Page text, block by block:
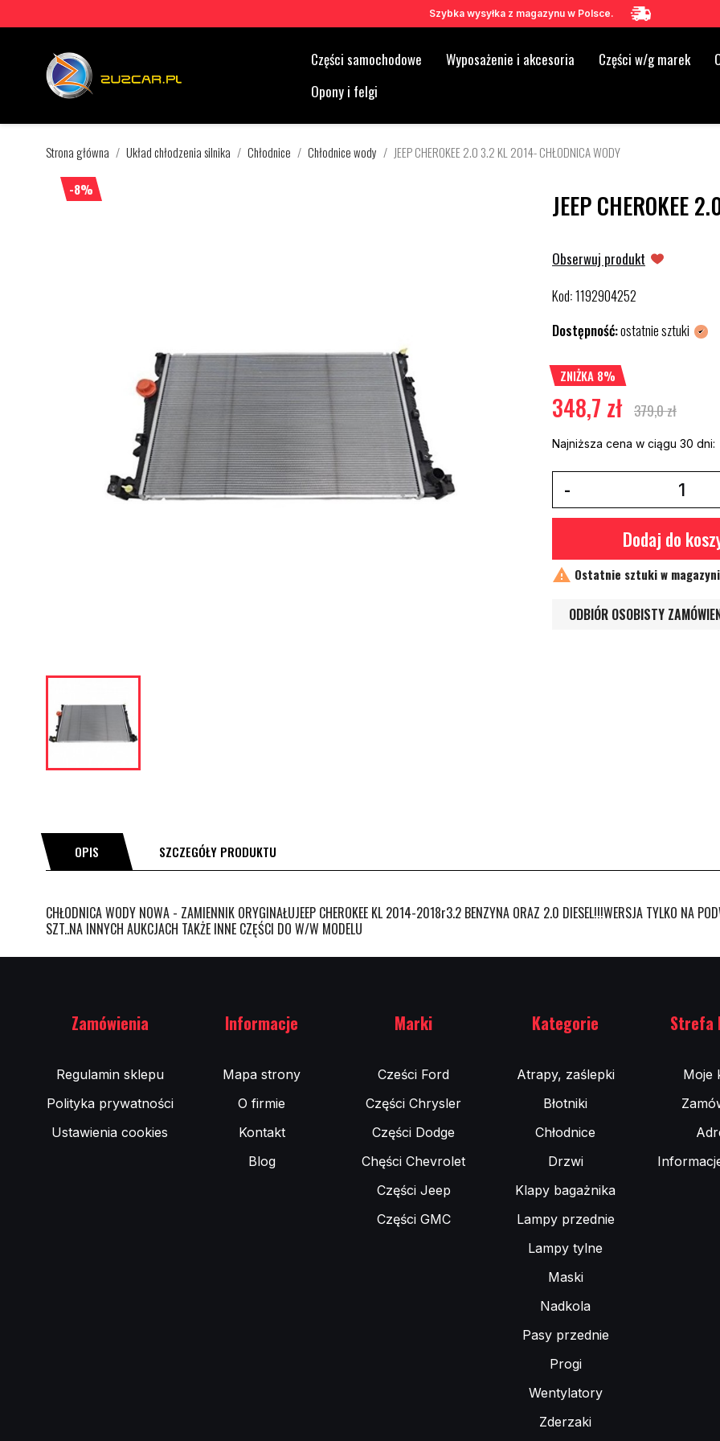
Szybka wysyłka z magazynu w Polsce.
Części samochodowe Wyposażenie i akcesoria Części w/g marek
Opony i felgi
Strona główna Układ chłodzenia silnika Chłodnice Chłodnice wody JEEP CHEROKEE 2.0 3.2 KL 2014- CHŁODNICA WODY
-8% JEEP CHEROKEE
Obserwuj produkt
Kod:1192904252
Dostępność:ostatnie sztuki
ZNIŻKA 8%
348,7 zł 379,0 zł
Najniższa cena w ciągu 30 dni:
Dodaj do
 Ostatnie sztuki w
ODBIÓR OSOBISTY
OPIS SZCZEGÓŁY PRODUKTU
CHŁODNICA WODY NOWA - ZAMIENNIK ORYGINAŁUJEEP CHEROKEE KL 2014-2018r3.2 BENZYNA ORAZ 2.0 DIESEL!!!WERSJA TYLKO NA
SZT..NA INNYCH AUKCJACH TAKŻE INNE CZĘŚCI DO W/W MODELU
Zamówienia
Regulamin sklepu
Polityka prywatności
Ustawienia cookies
Informacje
Mapa strony
O firmie
Kontakt
Blog
Marki
Cześci Ford
Części Chrysler
Części Dodge
Chęści Chevrolet
Części Jeep
Części GMC
Kategorie
Atrapy, zaślepki
Błotniki
Chłodnice
Drzwi
Klapy bagażnika
Lampy przednie
Lampy tylne
Maski
Nadkola
Pasy przednie
Progi
Wentylatory
Zderzaki
Strefa
Moje